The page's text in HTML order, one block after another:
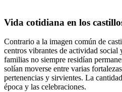
Vida cotidiana en los
Contrario a la imagen común de
centros vibrantes de actividad social
familias no siempre residían
solían moverse entre varias
pertenencias y sirvientes. La
época y las celebraciones.